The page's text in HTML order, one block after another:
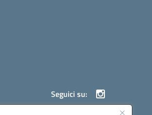
Seguici su: